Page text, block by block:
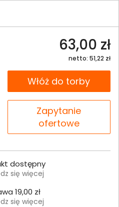
63,00 zł
netto: 51,22 zł
Włóż do torby
Zapytanie
ofertowe
dostępny
się więcej
19,00 zł
się więcej